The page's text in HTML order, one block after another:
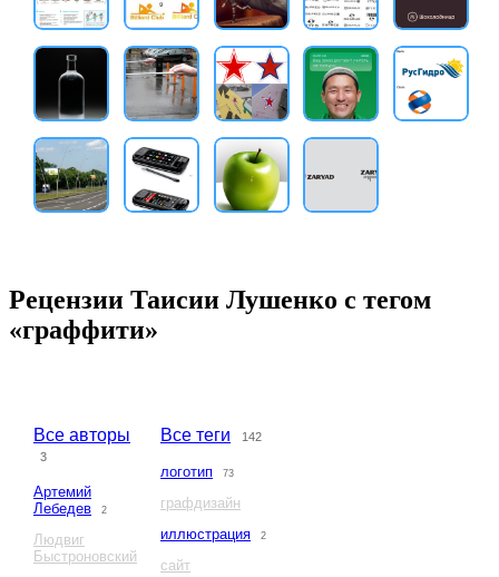
Рецензии Таисии Лушенко с тегом
«граффити»
Все авторы
3
Артемий
Лебедев
2
Людвиг
Быстроновский
Все теги 142
логотип 73
графдизайн
иллюстрация
2
сайт